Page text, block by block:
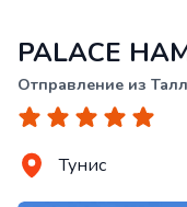
PALACE
Отправление из
Тунис